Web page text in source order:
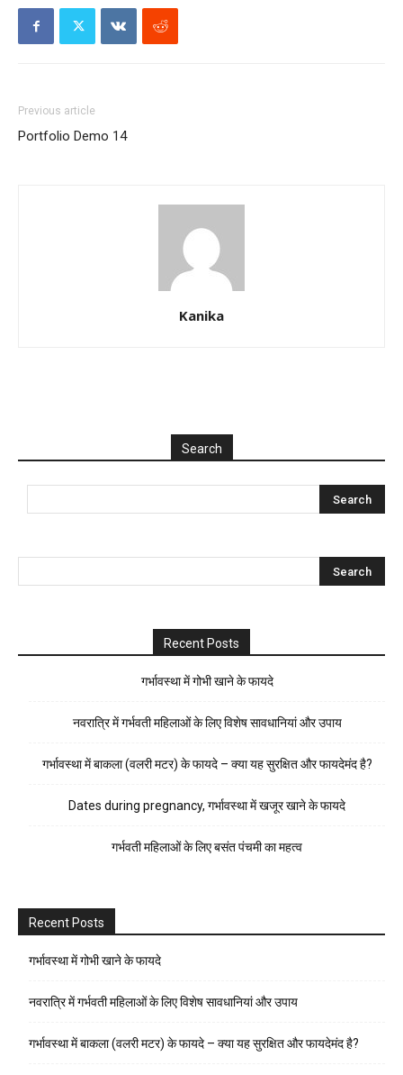
Previous article
Portfolio Demo 14
Kanika
Search
Recent Posts
गर्भावस्था में गोभी खाने के फायदे
नवरात्रि में गर्भवती महिलाओं के लिए विशेष सावधानियां और उपाय
गर्भावस्था में बाकला (वलरी मटर) के फायदे – क्या यह सुरक्षित और फायदेमंद है?
Dates during pregnancy, गर्भावस्था में खजूर खाने के फायदे
गर्भवती महिलाओं के लिए बसंत पंचमी का महत्व
Recent Posts
गर्भावस्था में गोभी खाने के फायदे
नवरात्रि में गर्भवती महिलाओं के लिए विशेष सावधानियां और उपाय
गर्भावस्था में बाकला (वलरी मटर) के फायदे – क्या यह सुरक्षित और फायदेमंद है?